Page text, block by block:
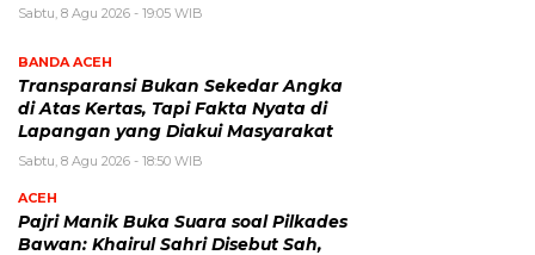
Sabtu, 8 Agu 2026 - 19:05 WIB
BANDA ACEH
Transparansi Bukan Sekedar Angka
di Atas Kertas, Tapi Fakta Nyata di
Lapangan yang Diakui Masyarakat
Sabtu, 8 Agu 2026 - 18:50 WIB
ACEH
Pajri Manik Buka Suara soal Pilkades
Bawan: Khairul Sahri Disebut Sah,